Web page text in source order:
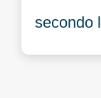
secondo